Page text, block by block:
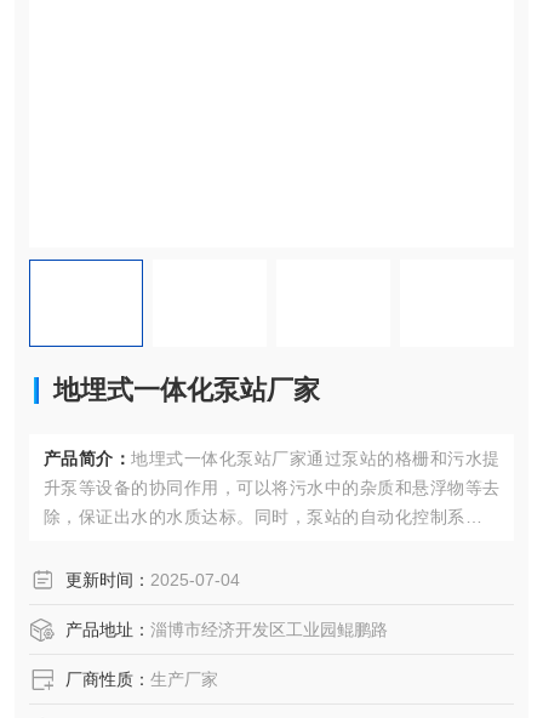
地埋式一体化泵站厂家
产品简介： 地埋式一体化泵站厂家通过泵站的格栅和污水提
升泵等设备的协同作用，可以将污水中的杂质和悬浮物等去
除，保证出水的水质达标。同时，泵站的自动化控制系统可
现智能化管理。
更新时间： 2025-07-04
产品地址： 淄博市经济开发区工业园鲲鹏路
厂商性质： 生产厂家